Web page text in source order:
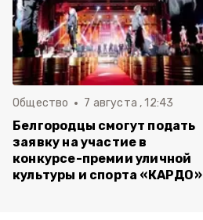
Общество 7 августа , 12:43
Белгородцы смогут подать
заявку на участие в
конкурсе-премии уличной
культуры и спорта «КАРДО»